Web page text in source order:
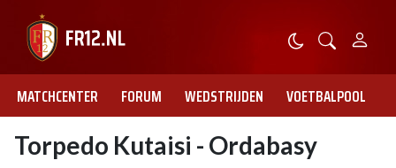
MATCHCENTER FORUM WEDSTRIJDEN VOETBALPOOL
Torpedo Kutaisi - Ordabasy